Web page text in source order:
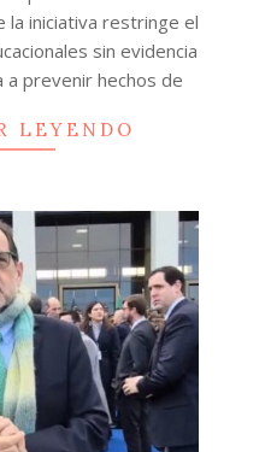
la iniciativa restringe el
sin evidencia
prevenir hechos de
LEYENDO